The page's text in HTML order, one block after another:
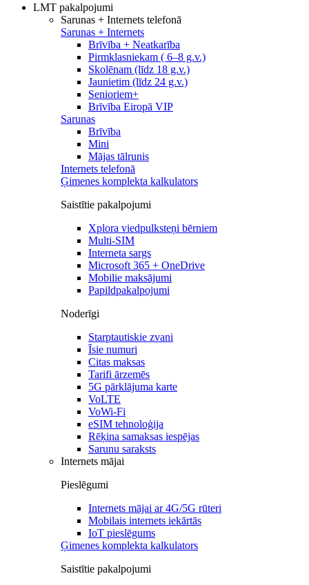
LMT pakalpojumi
Sarunas + Internets telefonā
Sarunas + Internets
Brīvība + Neatkarība
Pirmklasniekam ( 6–8 g.v.)
Skolēnam (līdz 18 g.v.)
Jaunietim (līdz 24 g.v.)
Senioriem+
Brīvība Eiropā VIP
Sarunas
Brīvība
Mini
Mājas tālrunis
Internets telefonā
Ģimenes komplekta kalkulators
Saistītie pakalpojumi
Xplora viedpulksteņi bērniem
Multi-SIM
Interneta sargs
Microsoft 365 + OneDrive
Mobilie maksājumi
Papildpakalpojumi
Noderīgi
Starptautiskie zvani
Īsie numuri
Citas maksas
Tarifi ārzemēs
5G pārklājuma karte
VoLTE
VoWi-Fi
eSIM tehnoloģija
Rēķina samaksas iespējas
Sarunu saraksts
Internets mājai
Pieslēgumi
Internets mājai ar 4G/5G rūteri
Mobilais internets iekārtās
IoT pieslēgums
Ģimenes komplekta kalkulators
Saistītie pakalpojumi